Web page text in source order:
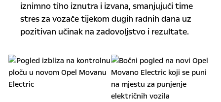
iznimno tiho iznutra i izvana, smanjujući time
stres za vozače tijekom dugih radnih dana uz
pozitivan učinak na zadovoljstvo i rezultate.